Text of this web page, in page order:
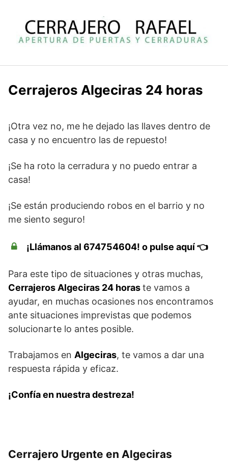
contenido
Cerrajeros Algeciras 24 horas
¡Otra vez no, me he dejado las llaves dentro de
casa y no encuentro las de repuesto!
¡Se ha roto la cerradura y no puedo entrar a
casa!
¡Se están produciendo robos en el barrio y no
me siento seguro!
¡Llámanos al 674754604! o pulse aquí 👈
Para este tipo de situaciones y otras muchas,
Cerrajeros Algeciras 24 horaste vamos a
ayudar, en muchas ocasiones nos encontramos
ante situaciones imprevistas que podemos
solucionarte lo antes posible.
Trabajamos en Algeciras, te vamos a dar una
respuesta rápida y eficaz.
¡Confía en nuestra destreza!
Cerrajero Urgente en Algeciras